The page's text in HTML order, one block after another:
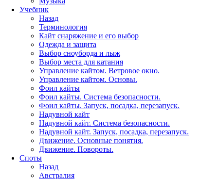
Учебник
Назад
Терминология
Кайт снаряжение и его выбор
Одежда и защита
Выбор сноуборда и лыж
Выбор места для катания
Управление кайтом. Ветровое окно.
Управление кайтом. Основы.
Фоил кайты
Фоил кайты. Система безопасности.
Фоил кайты. Запуск, посадка, перезапуск.
Надувной кайт
Надувной кайт. Система безопасности.
Надувной кайт. Запуск, посадка, перезапуск.
Движение. Основные понятия.
Движение. Повороты.
Споты
Назад
Австралия